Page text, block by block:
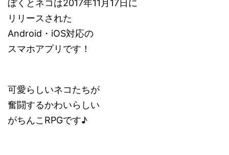
ぼくとネコは2017年11月17日に
リリースされた
Android・iOS対応の
スマホアプリです！
可愛らしいネコたちが
奮闘するかわいらしい
がちんこRPGです♪